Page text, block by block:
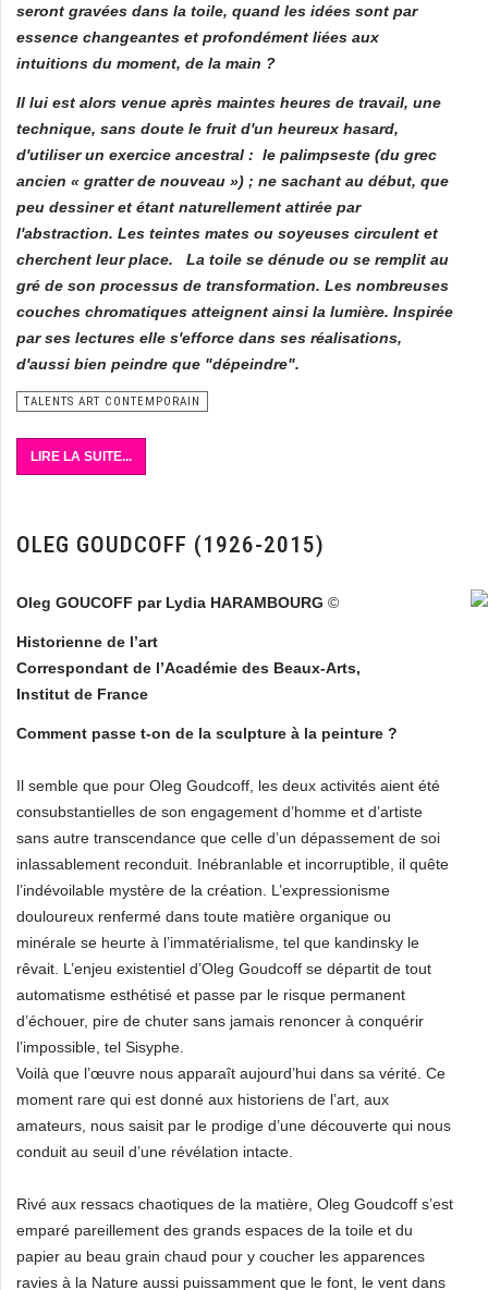
seront gravées dans la toile, quand les idées sont par
essence changeantes et profondément liées aux
intuitions du moment, de la main ?
Il lui est alors venue après maintes heures de travail, une
technique, sans doute le fruit d'un heureux hasard,
d'utiliser un exercice ancestral : le palimpseste (du grec
ancien « gratter de nouveau ») ; ne sachant au début, que
peu dessiner et étant naturellement attirée par
l'abstraction. Les teintes mates ou soyeuses circulent et
cherchent leur place. La toile se dénude ou se remplit au
gré de son processus de transformation. Les nombreuses
couches chromatiques atteignent ainsi la lumière. Inspirée
par ses lectures elle s'efforce dans ses réalisations,
d'aussi bien peindre que "dépeindre".
TALENTS ART CONTEMPORAIN
LIRE LA SUITE...
OLEG GOUDCOFF (1926-2015)
Oleg GOUCOFF par Lydia HARAMBOURG ©
Historienne de l’art
Correspondant de l’Académie des Beaux-Arts,
Institut de France
Comment passe t-on de la sculpture à la peinture ?
Il semble que pour Oleg Goudcoff, les deux activités aient été
consubstantielles de son engagement d’homme et d’artiste
sans autre transcendance que celle d’un dépassement de soi
inlassablement reconduit. Inébranlable et incorruptible, il quête
l’indévoilable mystère de la création. L’expressionisme
douloureux renfermé dans toute matière organique ou
minérale se heurte à l’immatérialisme, tel que kandinsky le
rêvait. L’enjeu existentiel d’Oleg Goudcoff se départit de tout
automatisme esthétisé et passe par le risque permanent
d’échouer, pire de chuter sans jamais renoncer à conquérir
l’impossible, tel Sisyphe.
Voilà que l’œuvre nous apparaît aujourd’hui dans sa vérité. Ce
moment rare qui est donné aux historiens de l’art, aux
amateurs, nous saisit par le prodige d’une découverte qui nous
conduit au seuil d’une révélation intacte.
Rivé aux ressacs chaotiques de la matière, Oleg Goudcoff s’est
emparé pareillement des grands espaces de la toile et du
papier au beau grain chaud pour y coucher les apparences
ravies à la Nature aussi puissamment que le font, le vent dans